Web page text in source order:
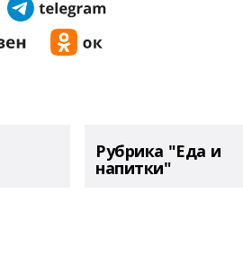
Рубрика "Еда и
напитки"